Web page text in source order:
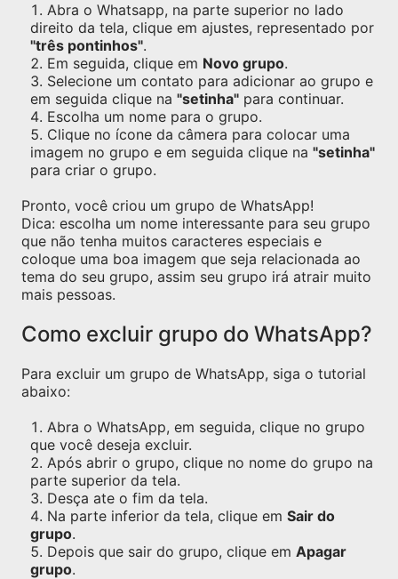
Abra o Whatsapp, na parte superior no lado
direito da tela, clique em ajustes, representado por
"três pontinhos".
Em seguida, clique em Novo grupo.
Selecione um contato para adicionar ao grupo e
em seguida clique na "setinha" para continuar.
Escolha um nome para o grupo.
Clique no ícone da câmera para colocar uma
imagem no grupo e em seguida clique na "setinha"
para criar o grupo.
Pronto, você criou um grupo de WhatsApp!
Dica: escolha um nome interessante para seu grupo
que não tenha muitos caracteres especiais e
coloque uma boa imagem que seja relacionada ao
tema do seu grupo, assim seu grupo irá atrair muito
mais pessoas.
Como excluir grupo do WhatsApp?
Para excluir um grupo de WhatsApp, siga o tutorial
abaixo:
Abra o WhatsApp, em seguida, clique no grupo
que você deseja excluir.
Após abrir o grupo, clique no nome do grupo na
parte superior da tela.
Desça ate o fim da tela.
Na parte inferior da tela, clique em Sair do
grupo.
Depois que sair do grupo, clique em Apagar
grupo.